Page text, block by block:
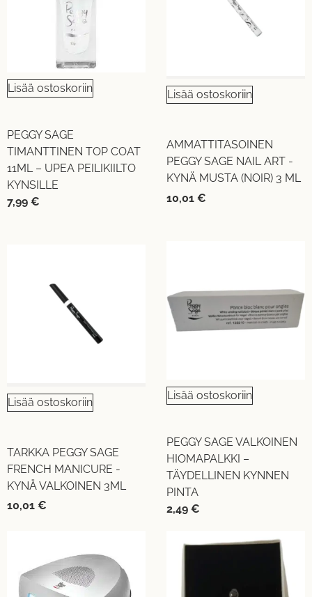
Lisää ostoskoriin
PEGGY SAGE
TIMANTTINEN TOP COAT
11ML – UPEA PEILIKIILTO
KYNSILLE
7,99 €
Lisää ostoskoriin
AMMATTITASOINEN
PEGGY SAGE NAIL ART -
KYNÄ MUSTA (NOIR) 3 ML
10,01 €
Lisää ostoskoriin
TARKKA PEGGY SAGE
FRENCH MANICURE -
KYNÄ VALKOINEN 3ML
10,01 €
Lisää ostoskoriin
PEGGY SAGE VALKOINEN
HIOMAPALKKI –
TÄYDELLINEN KYNNEN
PINTA
2,49 €